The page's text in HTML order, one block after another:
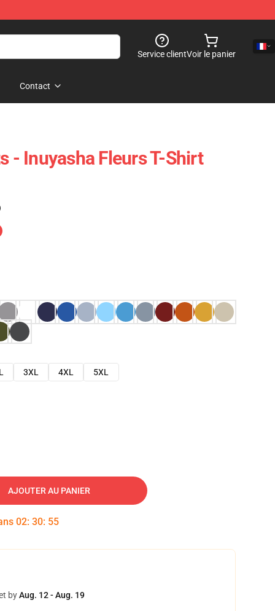
Service clientVoir le panier
Contact
- Inuyasha Fleurs T-Shirt
3XL 4XL 5XL
AJOUTER AU PANIER
02: 30: 54
byAug. 12 - Aug. 19